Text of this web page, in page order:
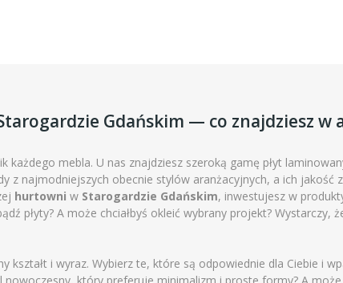
Gdańskim — co znajdziesz w
każdego mebla. U nas znajdziesz szeroką gamę płyt
z najmodniejszych obecnie stylów aranżacyjnych, a ich jakość
hurtowni w Starogardzie Gdańskim, inwestujesz w
płyty? A może chciałbyś okleić wybrany projekt?
kształt i wyraz. Wybierz te, które są odpowiednie dla Ciebie i
nowoczesny, który preferuje minimalizm i proste formy? A